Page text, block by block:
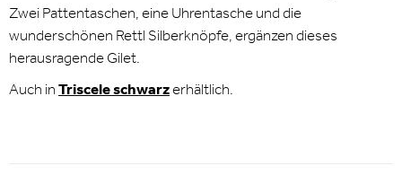
Zwei Pattentaschen, eine Uhrentasche und die
wunderschönen Rettl Silberknöpfe, ergänzen dieses
herausragende Gilet.
Auch in Triscele schwarzerhältlich.